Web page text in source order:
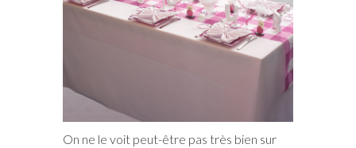
On ne le voit peut-être pas très bien sur